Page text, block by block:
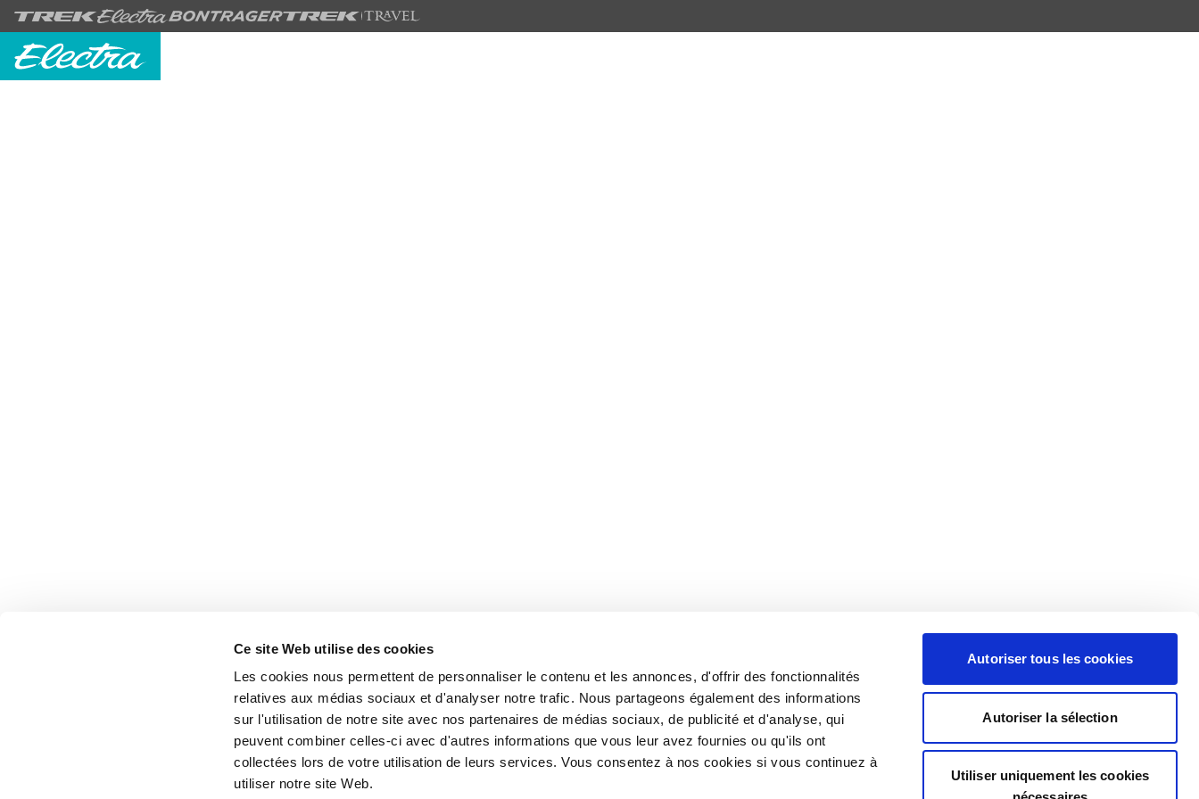
Ce site Web utilise des cookies
Les cookies nous permettent de personnaliser le contenu et les annonces, d'offrir des fonctionnalités
relatives aux médias sociaux et d'analyser notre trafic. Nous partageons également des informations
sur l'utilisation de notre site avec nos partenaires de médias sociaux, de publicité et d'analyse, qui
peuvent combiner celles-ci avec d'autres informations que vous leur avez fournies ou qu'ils ont
collectées lors de votre utilisation de leurs services. Vous consentez à nos cookies si vous continuez à
utiliser notre site Web.
Autoriser tous les cookies
Autoriser la sélection
Utiliser uniquement les cookies